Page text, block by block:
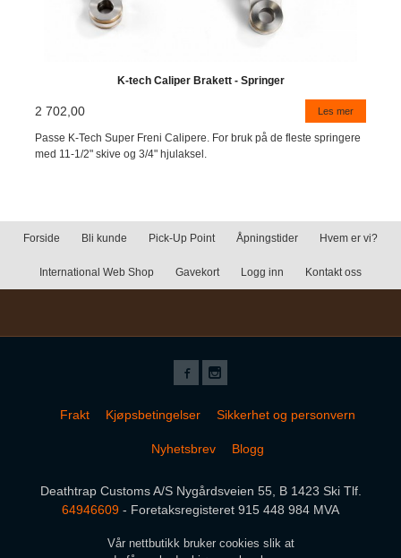
K-tech Caliper Brakett - Springer
2 702,00 Les mer
Passe K-Tech Super Freni Calipere. For bruk på de fleste springere
med 11-1/2" skive og 3/4" hjulaksel.
Forside Bli kunde Pick-Up Point Åpningstider Hvem er vi?
International Web Shop Gavekort Logg inn Kontakt oss
Frakt Kjøpsbetingelser Sikkerhet og personvern
Nyhetsbrev Blogg
Deathtrap Customs A/S Nygårdsveien 55, B 1423 Ski Tlf.
64946609 - Foretaksregisteret 915 448 984 MVA
Vår nettbutikk bruker cookies slik at